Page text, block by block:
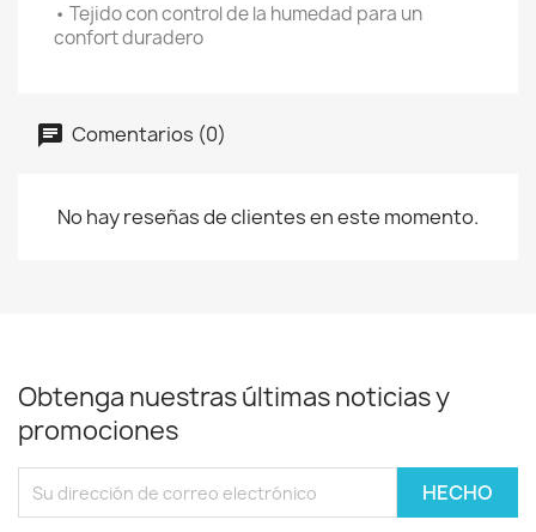
• Tejido con control de la humedad para un
confort duradero
Comentarios (0)
No hay reseñas de clientes en este momento.
Obtenga nuestras últimas noticias y
promociones